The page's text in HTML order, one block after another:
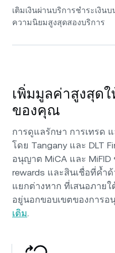
เติมเงินผ่านบริการชำระเงิน
ความนิยมสูงสุดสองบริการ
เพิ่มมูลค่าสูงสุดใ
ของคุณ
การดูแลรักษา การเทรด
โดย Tangany และ DLT
อนุญาต MiCA และ MiFID
rewards และสินเชื่อที่ค้
แยกต่างหาก ที่เสนอภายใ
อยู่นอกขอบเขตของการอ
เติม.